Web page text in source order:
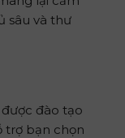
sâu và thư
đào tạo
trợ bạn chọn